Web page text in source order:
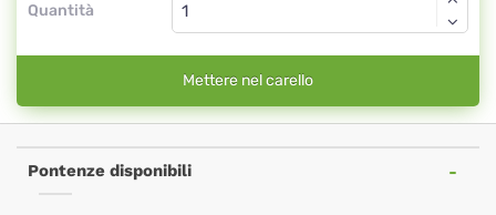
Quantità
Mettere nel carello
Pontenze disponibili